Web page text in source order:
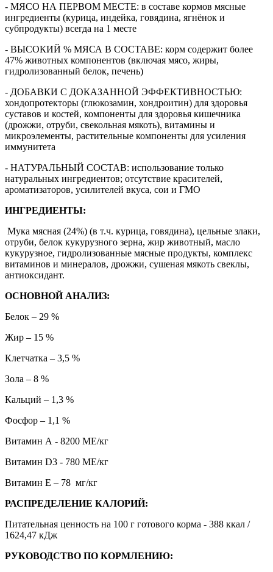
- МЯСО НА ПЕРВОМ МЕСТЕ: в составе кормов мясные
ингредиенты (курица, индейка, говядина, ягнёнок и
субпродукты) всегда на 1 месте
- ВЫСОКИЙ % МЯСА В СОСТАВЕ: корм содержит более
47% животных компонентов (включая мясо, жиры,
гидролизованный белок, печень)
- ДОБАВКИ С ДОКАЗАННОЙ ЭФФЕКТИВНОСТЬЮ:
хондопротекторы (глюкозамин, хондроитин) для здоровья
суставов и костей, компоненты для здоровья кишечника
(дрожжи, отруби, свекольная мякоть), витамины и
микроэлементы, растительные компоненты для усиления
иммунитета
- НАТУРАЛЬНЫЙ СОСТАВ: использование только
натуральных ингредиентов; отсутствие красителей,
ароматизаторов, усилителей вкуса, сои и ГМО
ИНГРЕДИЕНТЫ:
Мука мясная (24%) (в т.ч. курица, говядина), цельные злаки,
отруби, белок кукурузного зерна, жир животный, масло
кукурузное, гидролизованные мясные продукты, комплекс
витаминов и минералов, дрожжи, сушеная мякоть свеклы,
антиоксидант.
ОСНОВНОЙ АНАЛИЗ:
Белок – 29 %
Жир – 15 %
Клетчатка – 3,5 %
Зола – 8 %
Кальций – 1,3 %
Фосфор – 1,1 %
Витамин А - 8200 МЕ/кг
Витамин D3 - 780 МЕ/кг
Витамин Е – 78 мг/кг
РАСПРЕДЕЛЕНИЕ КАЛОРИЙ:
Питательная ценность на 100 г готового корма - 388 ккал /
1624,47 кДж
РУКОВОДСТВО ПО КОРМЛЕНИЮ: